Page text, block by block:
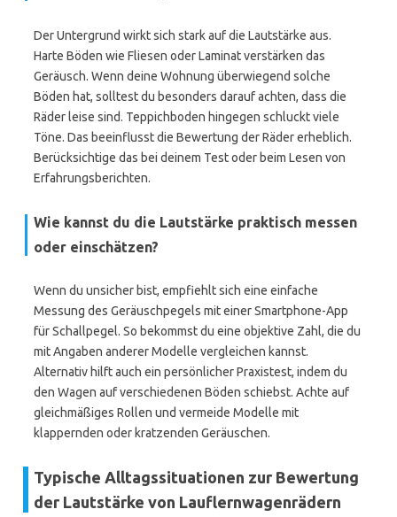
Der Untergrund wirkt sich stark auf die Lautstärke aus.
Harte Böden wie Fliesen oder Laminat verstärken das
Geräusch. Wenn deine Wohnung überwiegend solche
Böden hat, solltest du besonders darauf achten, dass die
Räder leise sind. Teppichboden hingegen schluckt viele
Töne. Das beeinflusst die Bewertung der Räder erheblich.
Berücksichtige das bei deinem Test oder beim Lesen von
Erfahrungsberichten.
Wie kannst du die Lautstärke praktisch messen
oder einschätzen?
Wenn du unsicher bist, empfiehlt sich eine einfache
Messung des Geräuschpegels mit einer Smartphone-App
für Schallpegel. So bekommst du eine objektive Zahl, die du
mit Angaben anderer Modelle vergleichen kannst.
Alternativ hilft auch ein persönlicher Praxistest, indem du
den Wagen auf verschiedenen Böden schiebst. Achte auf
gleichmäßiges Rollen und vermeide Modelle mit
klappernden oder kratzenden Geräuschen.
Typische Alltagssituationen zur Bewertung
der Lautstärke von Lauflernwagenrädern